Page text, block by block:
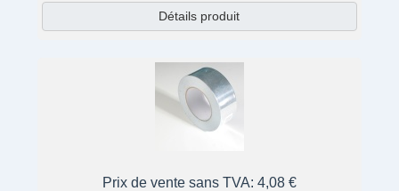
Détails produit
Prix de vente sans TVA: 4,08 €